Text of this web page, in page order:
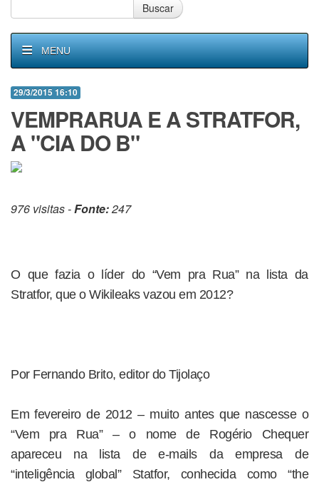
Buscar
MENU
29/3/2015 16:10
VEMPRARUA E A STRATFOR,
A "CIA DO B"
976 visitas -Fonte:247
O que fazia o líder do “Vem pra Rua” na lista da
Stratfor, que o Wikileaks vazou em 2012?
Por Fernando Brito, editor do Tijolaço
Em fevereiro de 2012 – muito antes que nascesse o
“Vem pra Rua” – o nome de Rogério Chequer
apareceu na lista de e-mails da empresa de
“inteligência global” Statfor, conhecida como “the